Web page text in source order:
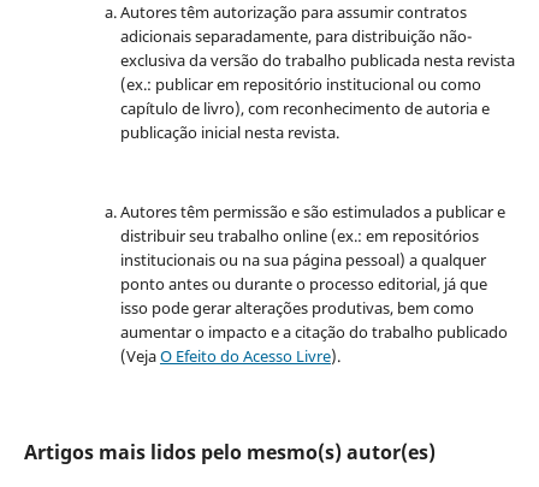
Autores têm autorização para assumir contratos
adicionais separadamente, para distribuição não-
exclusiva da versão do trabalho publicada nesta revista
(ex.: publicar em repositório institucional ou como
capítulo de livro), com reconhecimento de autoria e
publicação inicial nesta revista.
Autores têm permissão e são estimulados a publicar e
distribuir seu trabalho online (ex.: em repositórios
institucionais ou na sua página pessoal) a qualquer
ponto antes ou durante o processo editorial, já que
isso pode gerar alterações produtivas, bem como
aumentar o impacto e a citação do trabalho publicado
(VejaO Efeito do Acesso Livre).
Artigos mais lidos pelo mesmo(s) autor(es)